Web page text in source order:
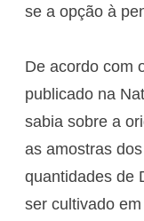
se a opção à
De acordo com
publicado na
sabia sobre a
as amostras
quantidades de
ser cultivado